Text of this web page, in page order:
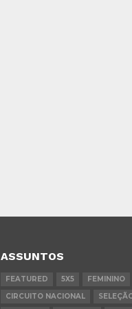
ASSUNTOS
FEATURED 5X5 FEMININO
CIRCUITO NACIONAL